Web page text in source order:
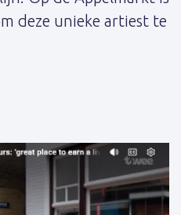
deze unieke artiest te